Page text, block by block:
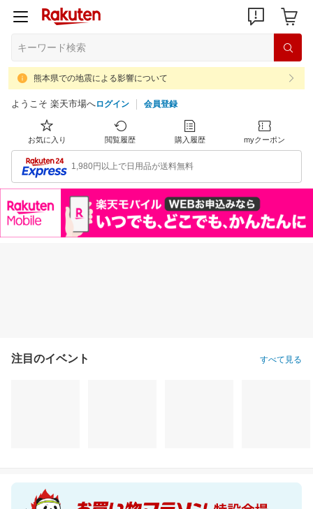
熊本県での地震による影響について
ようこそ 楽天市場へログイン 会員登録
お気に入り 閲覧履歴 購入履歴 myクーポン
1,980円以上で日用品が送料無料
注目のイベント すべて見る